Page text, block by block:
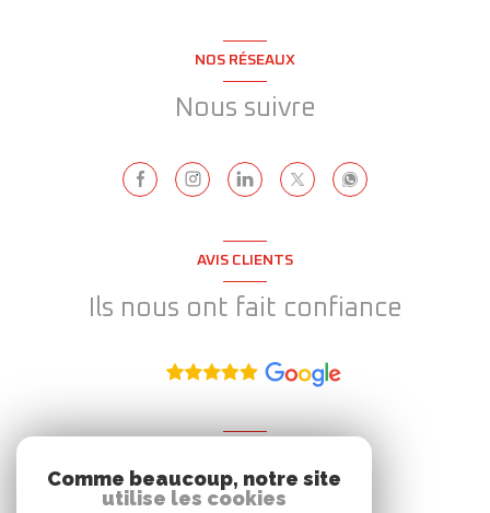
NOS RÉSEAUX
Nous suivre
AVIS CLIENTS
Ils nous ont fait confiance
Nous adhérons
Comme beaucoup, notre site
utilise les cookies